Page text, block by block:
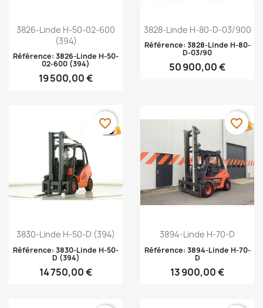
Aperçu rapide
3826-Linde H-50-02-600
(394)
Référence: 3826-Linde H-50-
02-600 (394)
19 500,00 €
Aperçu rapide
3828-Linde H-80-D-03/900
Référence: 3828-Linde H-80-
D-03/90
50 900,00 €
Aperçu rapide
3830-Linde H-50-D (394)
Référence: 3830-Linde H-50-
D (394)
14 750,00 €
favorite_border
Aperçu rapide
3894-Linde H-70-D
Référence: 3894-Linde H-70-
D
13 900,00 €
favorite_border